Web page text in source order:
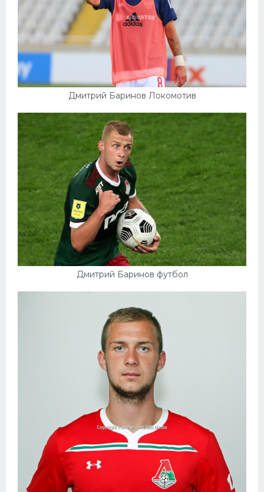
Дмитрий Баринов Локомотив
Дмитрий Баринов футбол